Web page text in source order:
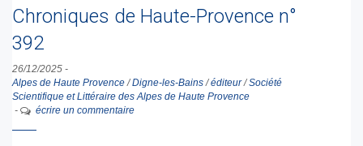
Chroniques de Haute-Provence n°
392
26/12/2025 -
Alpes de Haute Provence /Digne-les-Bains /éditeur/Société
Scientifique et Littéraire des Alpes de Haute Provence
-
écrire un commentaire